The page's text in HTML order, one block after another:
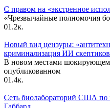
С правом на «экстренное
«Чрезвычайные полномочия
01.2к.
Новый вид цензуры:
криминализация ИИ скептиков
В новом местами шокирующем
опубликованном
01.4к.
Сеть биолабораторий США по
Габбард